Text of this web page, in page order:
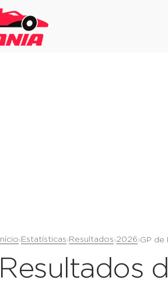
Início›Estatísticas›Resultados›2026›GP de
Resultados